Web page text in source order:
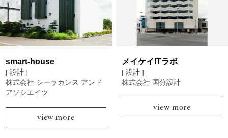
smart-house
[ 設計 ]
株式会社 シーラカンス アンド
アソシエイツ
view more
メイケイITラボ
[ 設計 ]
株式会社 国分設計
view more